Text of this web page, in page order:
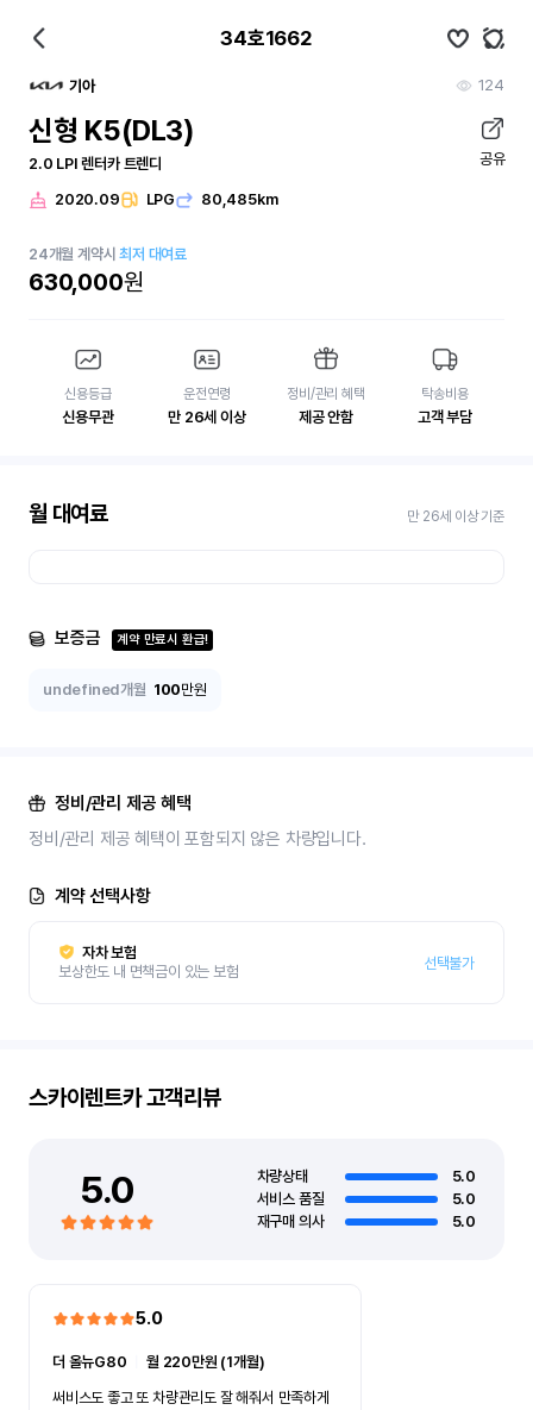
34호1662
기아 124
신형 K5(DL3)
2.0 LPI 렌터카 트렌디 공유
2020.09 LPG 80,485km
24개월 계약시최저 대여료
630,000원
신용등급
신용무관
운전연령
만 26세 이상
정비/관리 혜택
제공 안함
탁송비용
고객 부담
월 대여료 만 26세 이상 기준
보증금 계약 만료시 환급!
undefined개월 100만원
정비/관리 제공 혜택
정비/관리 제공 혜택이 포함되지 않은 차량입니다.
계약 선택사항
자차 보험
보상한도 내 면책금이 있는 보험
선택불가
스카이렌트카고객리뷰
5.0 차량상태
5.0
서비스 품질
5.0
재구매 의사
5.0
5.0
더 올뉴G80 ㅣ월 220만원 (1개월)
써비스도 좋고 또 차량관리도 잘 해줘서 만족하게